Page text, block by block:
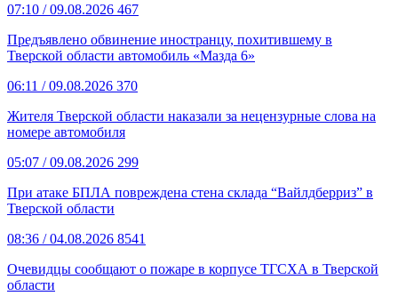
07:10 / 09.08.2026 467
Предъявлено обвинение иностранцу, похитившему в
Тверской области автомобиль «Мазда 6»
06:11 / 09.08.2026 370
Жителя Тверской области наказали за нецензурные слова на
номере автомобиля
05:07 / 09.08.2026 299
При атаке БПЛА повреждена стена склада “Вайлдберриз” в
Тверской области
08:36 / 04.08.2026 8541
Очевидцы сообщают о пожаре в корпусе ТГСХА в Тверской
области